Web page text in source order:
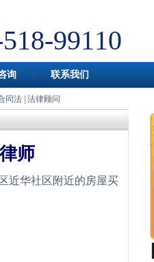
99110
询 联系我们
同法 法律顾问
师
近华社区附近的房屋买